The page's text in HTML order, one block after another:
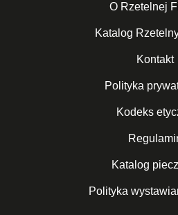
O Rzetelnej
Katalog
Kontakt
Polityka
Kodeks
Katalog
Polityka